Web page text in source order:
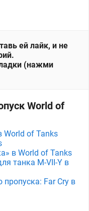
ей лайк, и не
(нажми
World of
World of Tanks
в World of Tanks
танка M⁠-⁠VII⁠-⁠Y в
Far Cry в